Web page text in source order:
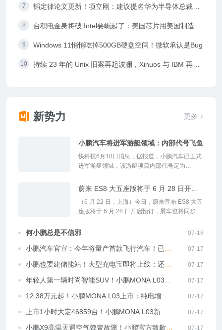
不是梦
韬定律论文更新！项立刚：建议提名华为半导体总裁何
庭波为中国双院院士
台积电金身将破 Intel要崛起了：美国芯片用美国制造会
成为常态
Windows 11悄悄吃掉500GB硬盘空间！微软承认是Bug
持续 23 年的 Unix 旧案再起波澜，Xinuos 与 IBM 再次
新势力 更多
小鹏汽车将进军游艇领域：内部代号飞鱼
快科技6月10日消息，据报道，小鹏汽车已正式
进军游艇领域，该游艇项目内部代号定为
专项研发团队的组建。且团队规模接近百人，由
整车架构负责人钱...
蔚来 ES8 大五座版将于 6 月 28 日开启
预订
（6 月 22 日，上海）今日，蔚来宣布 ES8 大五
座版将于 6 月 28 日开启预订，展车也将同步陆
蔚来十一年技术创新成果，以宽适的大五座布
何小鹏总是不信邪 07-18
小鹏汽车官宣：今年将量产首款飞行汽车！已收
获超7000个订单
07-17
小鹏也要建储能站！大型充电宝即将上线：还带
人形机器人
07-17
年轻人第一辆时尚智能SUV！小鹏MONA L03怎
么选 一文看懂
07-17
12.38万元起！小鹏MONA L03上市：纯电增程
双动力 搭载满血版第二代VLA
07-17
上市1小时大定46859台！小鹏MONA L03新车
战绩刷新
07-17
小鹏X9高温天遇空气弹簧故障！小鹏官方致歉： 07-17